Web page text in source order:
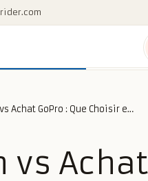
Location vs Achat GoPro : Que Choisir en 2026 ?
vs Achat